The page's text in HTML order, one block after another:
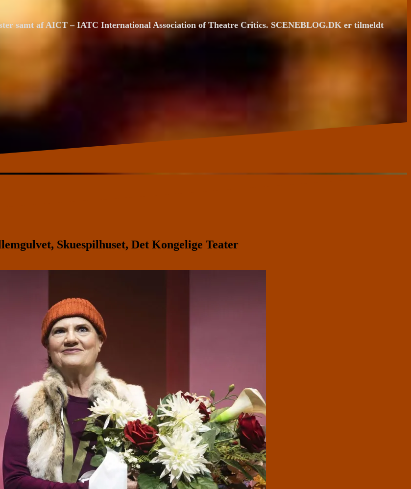
samt af AICT – IATC International Association of Theatre Critics. SCENEBLOG.DK er tilmeldt
Skuespilhuset, Det Kongelige Teater